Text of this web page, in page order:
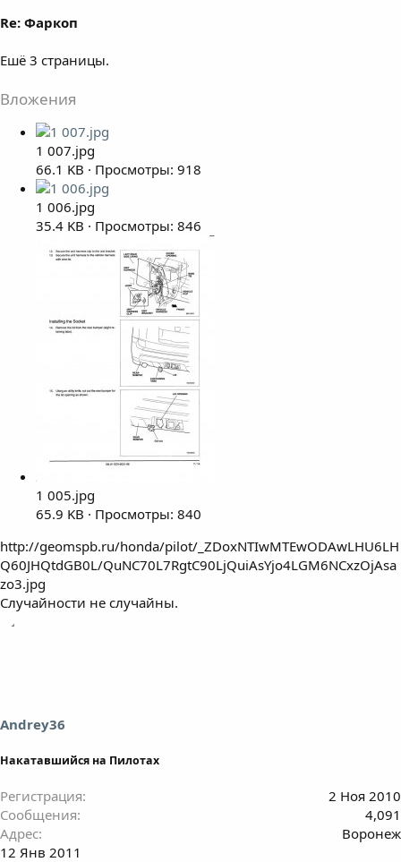
Re: Фаркоп
Ешё 3 страницы.
Вложения
1 007.jpg
66.1 KB · Просмотры: 918
1 006.jpg
35.4 KB · Просмотры: 846
1 005.jpg
65.9 KB · Просмотры: 840
http://geomspb.ru/honda/pilot/_ZDoxNTIwMTEwODAwLHU6LH
Q60JHQtdGB0L/QuNC70L7RgtC90LjQuiAsYjo4LGM6NCxzOjAsa
zo3.jpg
Случайности не случайны.
Andrey36
Накатавшийся на Пилотах
Регистрация
2 Ноя 2010
Сообщения
4,091
Адрес
Воронеж
12 Янв 2011